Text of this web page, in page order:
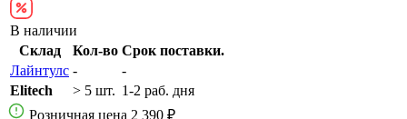
В наличии
Склад
Кол-во Срок поставки.
Лайнтулс -
-
Elitech
> 5 шт. 1-2 раб. дня
Розничная цена 2 390 ₽